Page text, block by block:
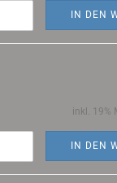
IN DEN
inkl. 19%
IN DEN